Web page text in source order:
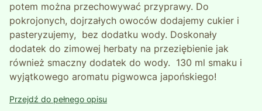
potem można przechowywać przyprawy. Do
pokrojonych, dojrzałych owoców dodajemy cukier i
pasteryzujemy, bez dodatku wody. Doskonały
dodatek do zimowej herbaty na przeziębienie jak
również smaczny dodatek do wody. 130 ml smaku i
wyjątkowego aromatu pigwowca japońskiego!
Przejdź do pełnego opisu